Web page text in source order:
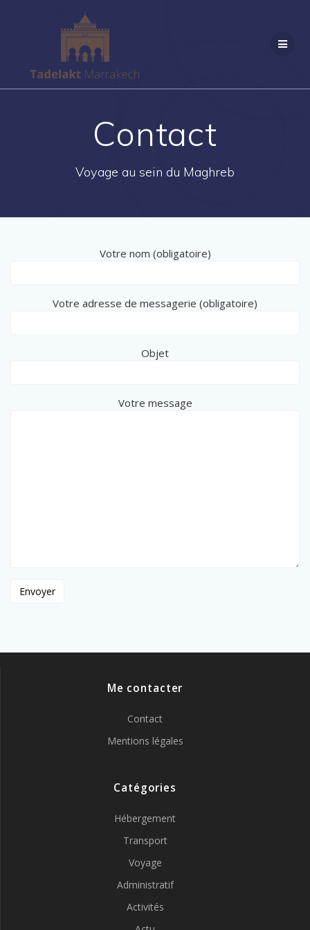
Contact
Voyage au sein du Maghreb
Votre nom (obligatoire)
Votre adresse de messagerie (obligatoire)
Objet
Votre message
Me contacter
Contact
Mentions légales
Catégories
Hébergement
Transport
Voyage
Administratif
Activités